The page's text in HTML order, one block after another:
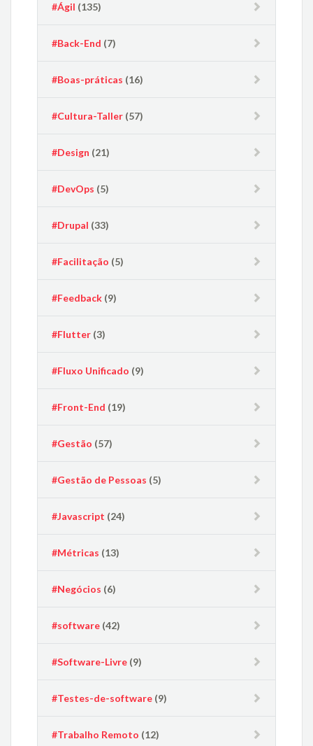
#Ágil (135)
#Back-End (7)
#Boas-práticas (16)
#Cultura-Taller (57)
#Design (21)
#DevOps (5)
#Drupal (33)
#Facilitação (5)
#Feedback (9)
#Flutter (3)
#Fluxo Unificado (9)
#Front-End (19)
#Gestão (57)
#Gestão de Pessoas (5)
#Javascript (24)
#Métricas (13)
#Negócios (6)
#software (42)
#Software-Livre (9)
#Testes-de-software (9)
#Trabalho Remoto (12)